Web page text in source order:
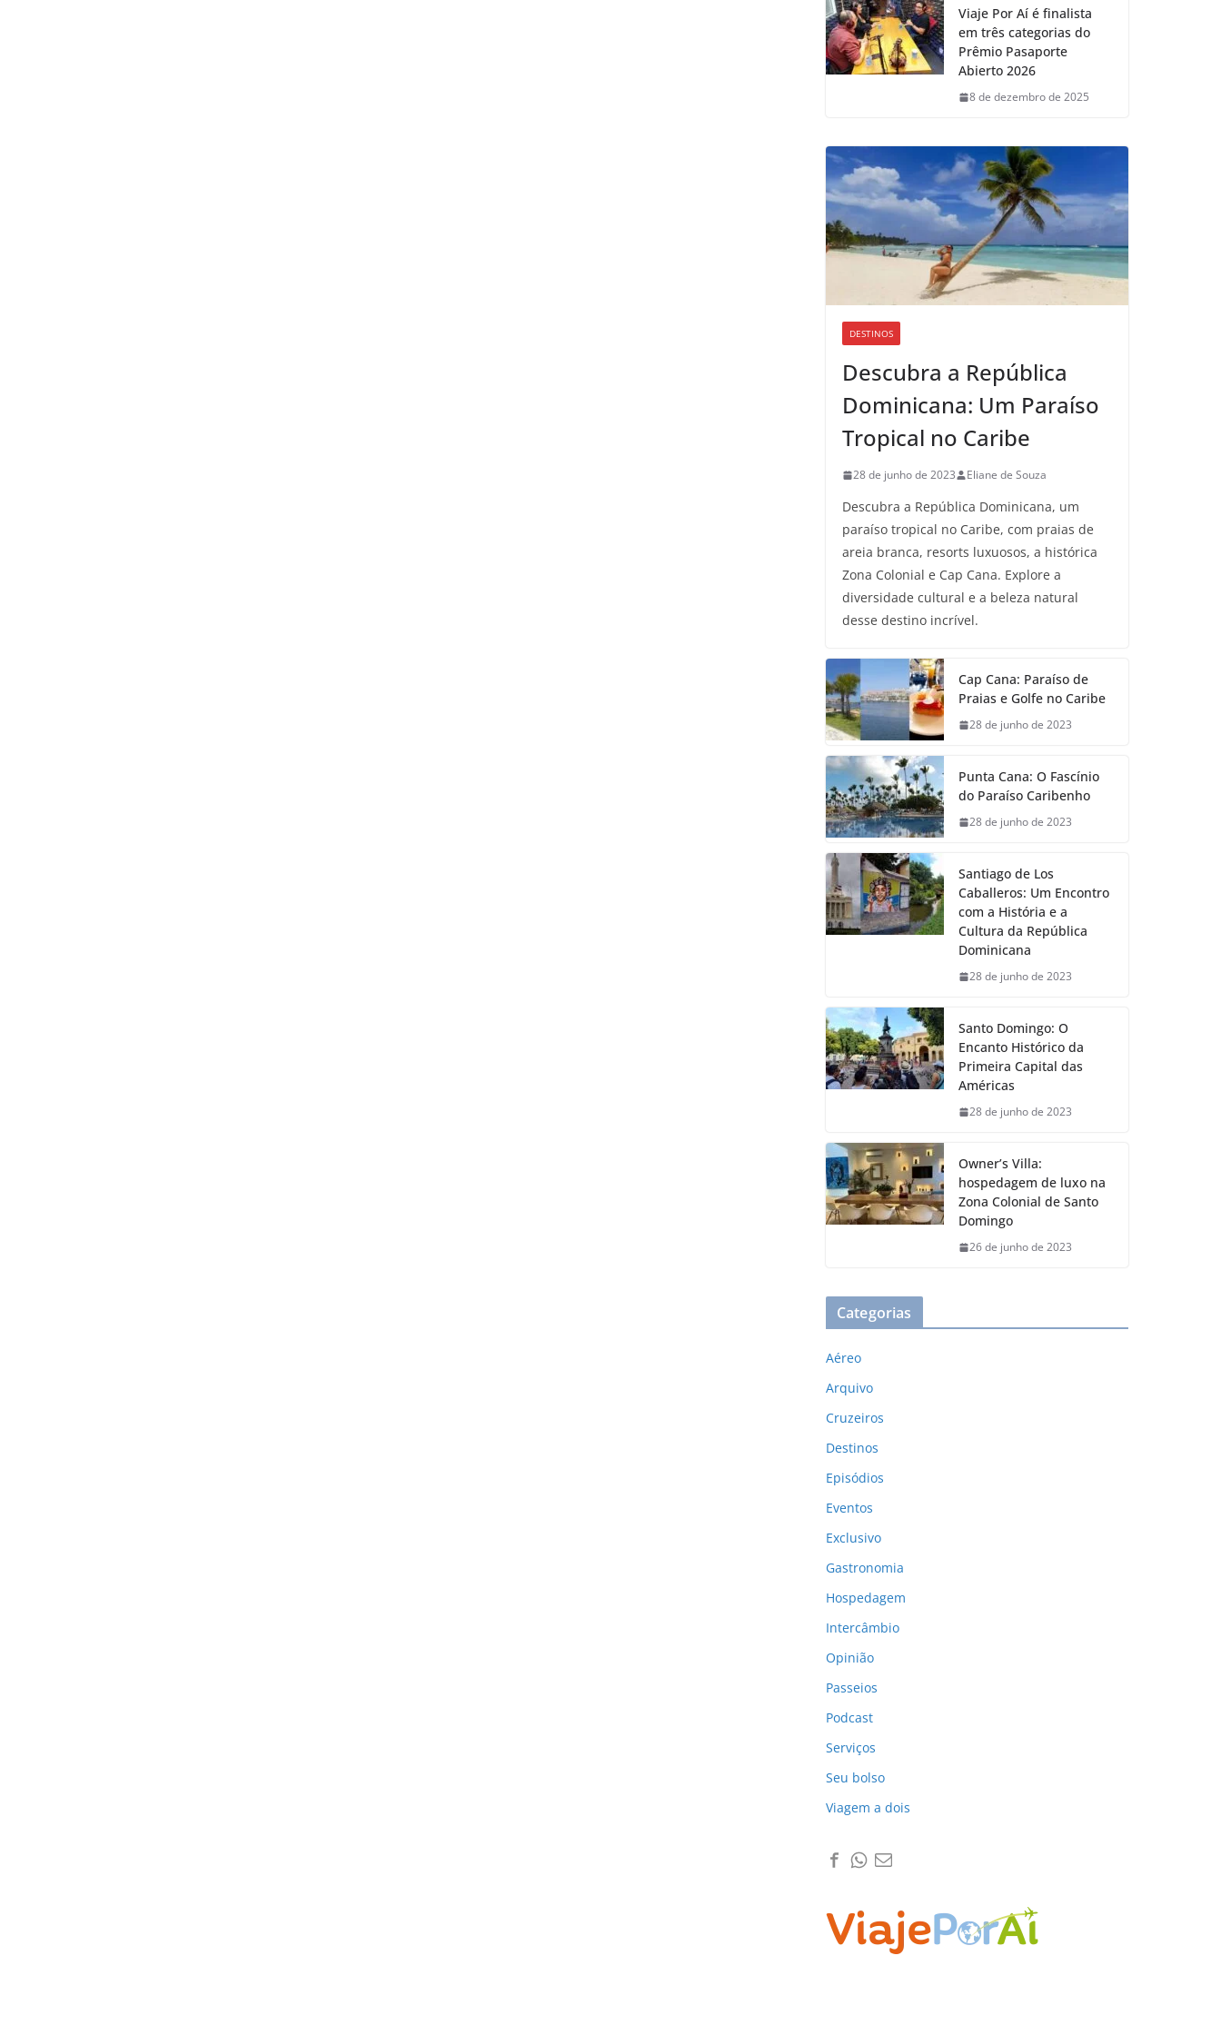
Viaje Por Aí é finalista
em três categorias do
Prêmio Pasaporte
Abierto 2026
8 de dezembro de 2025
DESTINOS
Descubra a República
Dominicana: Um Paraíso
Tropical no Caribe
28 de junho de 2023 Eliane de Souza
Descubra a República Dominicana, um
paraíso tropical no Caribe, com praias de
areia branca, resorts luxuosos, a histórica
Zona Colonial e Cap Cana. Explore a
diversidade cultural e a beleza natural
desse destino incrível.
Cap Cana: Paraíso de
Praias e Golfe no Caribe
28 de junho de 2023
Punta Cana: O Fascínio
do Paraíso Caribenho
28 de junho de 2023
Santiago de Los
Caballeros: Um Encontro
com a História e a
Cultura da República
Dominicana
28 de junho de 2023
Santo Domingo: O
Encanto Histórico da
Primeira Capital das
Américas
28 de junho de 2023
Owner’s Villa:
hospedagem de luxo na
Zona Colonial de Santo
Domingo
26 de junho de 2023
Categorias
Aéreo
Arquivo
Cruzeiros
Destinos
Episódios
Eventos
Exclusivo
Gastronomia
Hospedagem
Intercâmbio
Opinião
Passeios
Podcast
Serviços
Seu bolso
Viagem a dois